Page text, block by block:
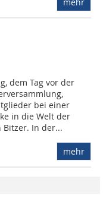
mehr
dem Tag vor der
bei einer
in die Welt der
Bitzer. In der...
mehr